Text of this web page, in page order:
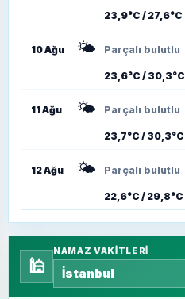
23,9°C / 27,6°C
10 Ağu 🌤️ Parçalı bulutlu
23,6°C / 30,3°C
11 Ağu 🌤️ Parçalı bulutlu
23,7°C / 30,3°C
12 Ağu 🌤️ Parçalı bulutlu
22,6°C / 29,8°C
🕌
NAMAZ VAKITLERI